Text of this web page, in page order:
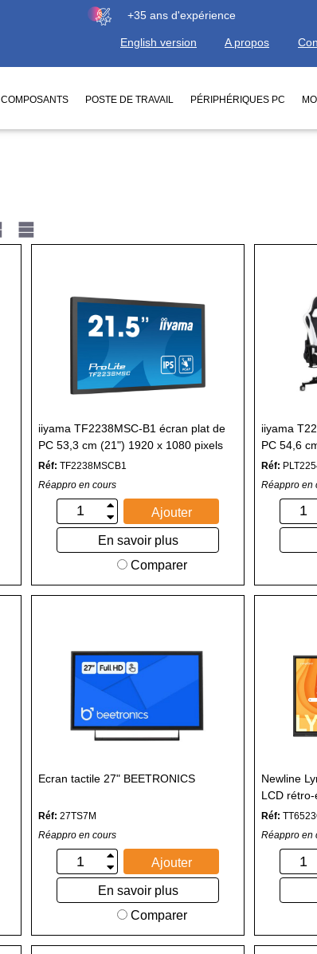
+35 ans d'expérience
English version A propos
COMPOSANTS POSTE DE TRAVAIL PÉRIPHÉRIQUES PC
iiyama TF2238MSC-B1 écran plat de
PC 53,3 cm (21") 1920 x 1080 pixels
Full HD LED Écran tactile Noir
Réf: TF2238MSCB1
Réappro en cours
Ajouter
En savoir plus
Comparer
iiyama
PC 54,6
Full HD
Réf:
Réappro en
Ecran tactile 27" BEETRONICS
Réf: 27TS7M
Réappro en cours
Ajouter
En savoir plus
Comparer
Newline
LCD
Réf:
Réappro en